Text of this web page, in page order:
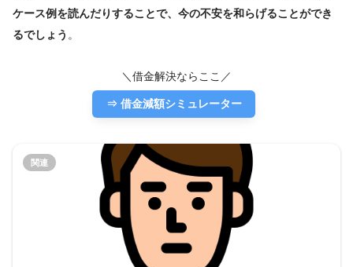
ケース例を読んだりすることで、今の不安を和らげることができ
るでしょう 。
＼借金解決ならここ／
⇒ 借金減額シミュレーター